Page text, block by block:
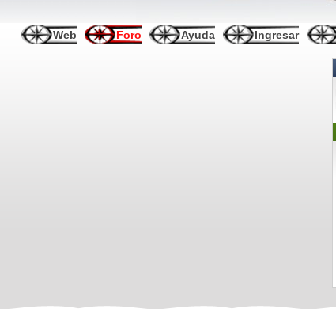
Web Foro Ayuda Ingresar